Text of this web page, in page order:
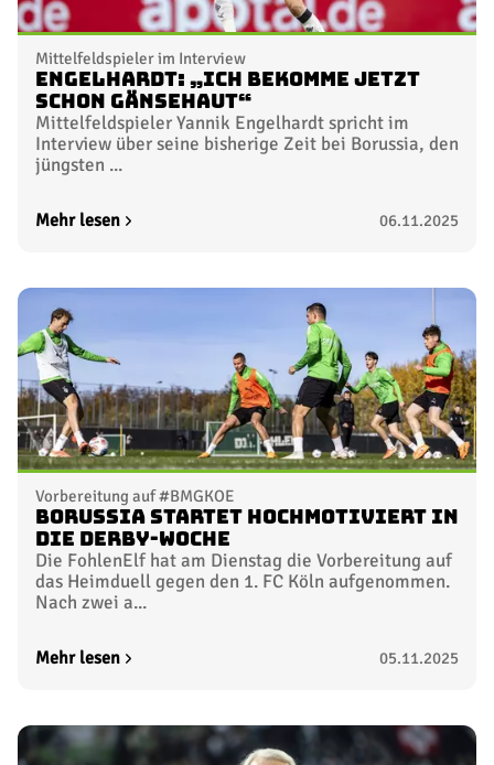
Mittelfeldspieler im Interview
Engelhardt: „Ich bekomme jetzt
schon Gänsehaut“
Mittelfeldspieler Yannik Engelhardt spricht im
Interview über seine bisherige Zeit bei Borussia, den
jüngsten ...
Mehr lesen 06.11.2025
Vorbereitung auf #BMGKOE
Borussia startet hochmotiviert in
die Derby-Woche
Die FohlenElf hat am Dienstag die Vorbereitung auf
das Heimduell gegen den 1. FC Köln aufgenommen.
Nach zwei a...
Mehr lesen 05.11.2025